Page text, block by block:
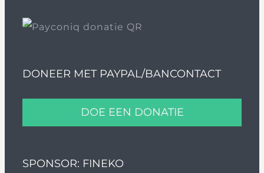
DONEER MET PAYPAL/BANCONTACT
DOE EEN DONATIE
SPONSOR: FINEKO